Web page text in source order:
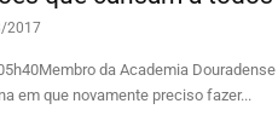
2017
da Academia
em que novamente preciso fazer...